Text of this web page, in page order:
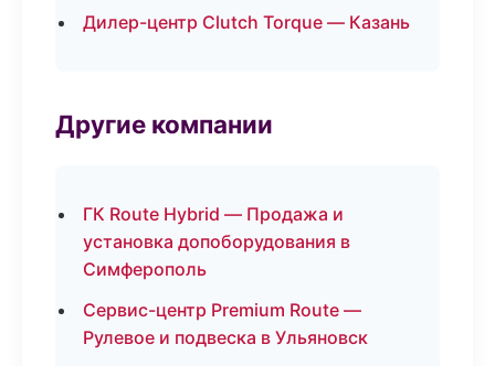
Дилер-центр Clutch Torque — Казань
Другие компании
ГК Route Hybrid — Продажа и
установка допоборудования в
Симферополь
Сервис-центр Premium Route —
Рулевое и подвеска в Ульяновск